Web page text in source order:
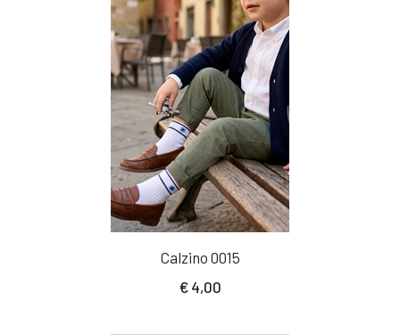
Calzino 0015
€ 4,00